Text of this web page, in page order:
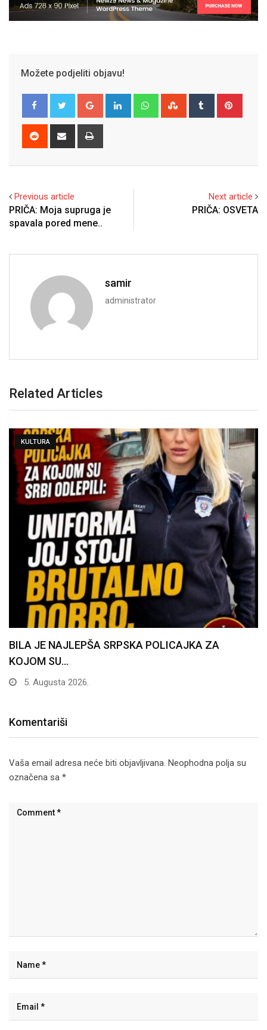
Možete podjeliti objavu!
Google+ LinkedIn WhatsappStumbleUpon
Tumblr
Reddit
Share
Previous article
PRIČA: Moja supruga je
spavala pored mene..
Next article
PRIČA: OSVETA
samir
administrator
Related Articles
KULTURA
BILA JE NAJLEPŠA SRPSKA POLICAJKA ZA
KOJOM SU…
5. Augusta 2026.
Komentariši
Vaša email adresa neće biti objavljivana. Neophodna polja su
označena sa *